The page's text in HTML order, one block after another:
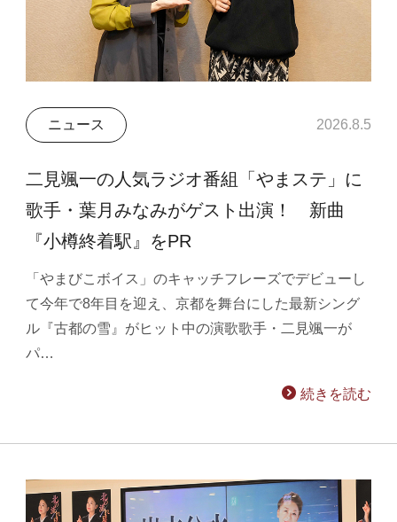
ニュース 2026.8.5
二見颯一の人気ラジオ番組「やまステ」に
歌手・葉月みなみがゲスト出演！ 新曲
『小樽終着駅』をPR
「やまびこボイス」のキャッチフレーズでデビューし
て今年で8年目を迎え、京都を舞台にした最新シング
ル『古都の雪』がヒット中の演歌歌手・二見颯一が
パ…
続きを読む